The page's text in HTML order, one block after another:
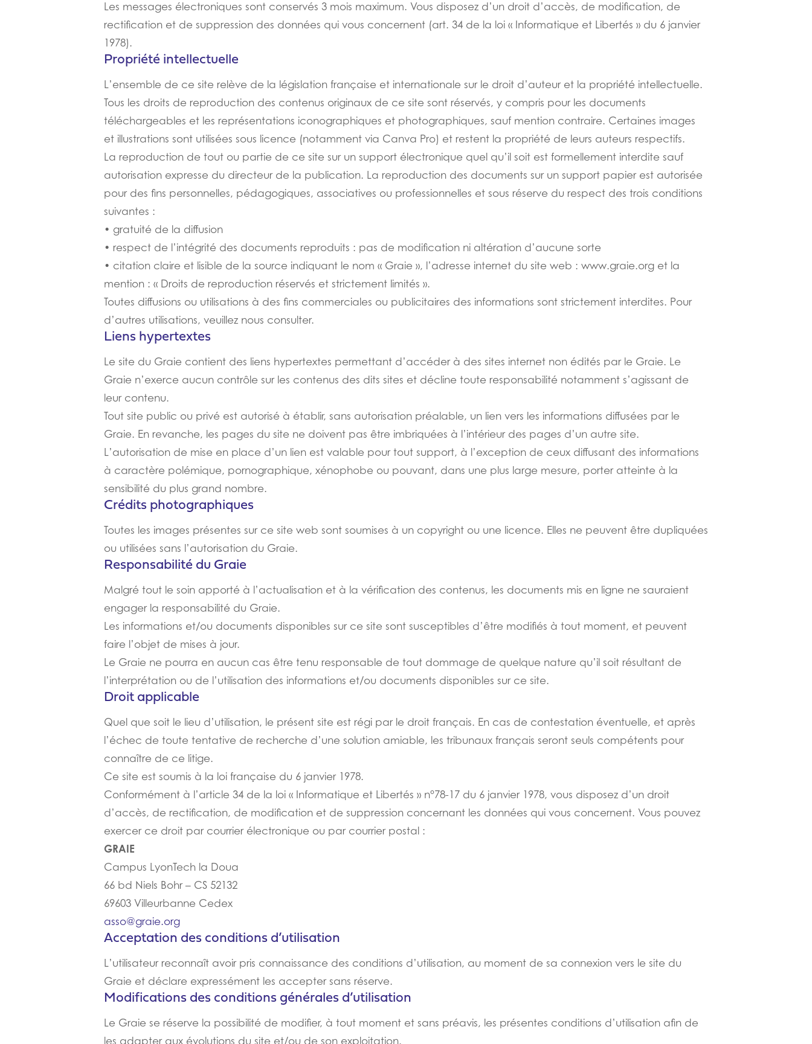
Les messages électroniques sont conservés 3 mois maximum. Vous disposez d’un droit d’accès, de modification, de
rectification et de suppression des données qui vous concernent (art. 34 de la loi « Informatique et Libertés » du 6 janvier
1978).
Propriété intellectuelle
L’ensemble de ce site relève de la législation française et internationale sur le droit d’auteur et la propriété intellectuelle.
Tous les droits de reproduction des contenus originaux de ce site sont réservés, y compris pour les documents
téléchargeables et les représentations iconographiques et photographiques, sauf mention contraire. Certaines images
et illustrations sont utilisées sous licence (notamment via Canva Pro) et restent la propriété de leurs auteurs respectifs.
La reproduction de tout ou partie de ce site sur un support électronique quel qu’il soit est formellement interdite sauf
autorisation expresse du directeur de la publication. La reproduction des documents sur un support papier est autorisée
pour des fins personnelles, pédagogiques, associatives ou professionnelles et sous réserve du respect des trois conditions
suivantes :
• gratuité de la diffusion
• respect de l’intégrité des documents reproduits : pas de modification ni altération d’aucune sorte
• citation claire et lisible de la source indiquant le nom « Graie », l’adresse internet du site web : www.graie.org et la
mention : « Droits de reproduction réservés et strictement limités ».
Toutes diffusions ou utilisations à des fins commerciales ou publicitaires des informations sont strictement interdites. Pour
d’autres utilisations, veuillez nous consulter.
Liens hypertextes
Le site du Graie contient des liens hypertextes permettant d’accéder à des sites internet non édités par le Graie. Le
Graie n’exerce aucun contrôle sur les contenus des dits sites et décline toute responsabilité notamment s’agissant de
leur contenu.
Tout site public ou privé est autorisé à établir, sans autorisation préalable, un lien vers les informations diffusées par le
Graie. En revanche, les pages du site ne doivent pas être imbriquées à l’intérieur des pages d’un autre site.
L’autorisation de mise en place d’un lien est valable pour tout support, à l’exception de ceux diffusant des informations
à caractère polémique, pornographique, xénophobe ou pouvant, dans une plus large mesure, porter atteinte à la
sensibilité du plus grand nombre.
Crédits photographiques
Toutes les images présentes sur ce site web sont soumises à un copyright ou une licence. Elles ne peuvent être dupliquées
ou utilisées sans l’autorisation du Graie.
Responsabilité du Graie
Malgré tout le soin apporté à l’actualisation et à la vérification des contenus, les documents mis en ligne ne sauraient
engager la responsabilité du Graie.
Les informations et/ou documents disponibles sur ce site sont susceptibles d’être modifiés à tout moment, et peuvent
faire l’objet de mises à jour.
Le Graie ne pourra en aucun cas être tenu responsable de tout dommage de quelque nature qu’il soit résultant de
l’interprétation ou de l’utilisation des informations et/ou documents disponibles sur ce site.
Droit applicable
Quel que soit le lieu d’utilisation, le présent site est régi par le droit français. En cas de contestation éventuelle, et après
l’échec de toute tentative de recherche d’une solution amiable, les tribunaux français seront seuls compétents pour
connaître de ce litige.
Ce site est soumis à la loi française du 6 janvier 1978.
Conformément à l’article 34 de la loi « Informatique et Libertés » n°78-17 du 6 janvier 1978, vous disposez d’un droit
d’accès, de rectification, de modification et de suppression concernant les données qui vous concernent. Vous pouvez
exercer ce droit par courrier électronique ou par courrier postal :
GRAIE
Campus LyonTech la Doua
66 bd Niels Bohr – CS 52132
69603 Villeurbanne Cedex
asso@graie.org
Acceptation des conditions d’utilisation
L’utilisateur reconnaît avoir pris connaissance des conditions d’utilisation, au moment de sa connexion vers le site du
Graie et déclare expressément les accepter sans réserve.
Modifications des conditions générales d’utilisation
Le Graie se réserve la possibilité de modifier, à tout moment et sans préavis, les présentes conditions d’utilisation afin de
les adapter aux évolutions du site et/ou de son exploitation.